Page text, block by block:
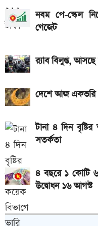
নবম পে-স্কেল
গেজেট
র‍্যাব বিলুপ্ত,
দেশে আজ একভরি
টানা ৪ দিন
সতর্কতা
৪ বছরে ১ কোটি
উদ্বোধন ১৬ আগস্ট